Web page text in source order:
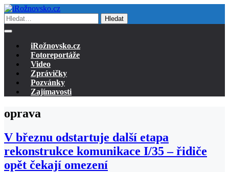
Hledat
iRožnovsko.cz
Fotoreportáže
Video
Zprávičky
Pozvánky
Zajímavosti
oprava
V březnu odstartuje další etapa
rekonstrukce komunikace I/35 – řidiče
opět čekají omezení